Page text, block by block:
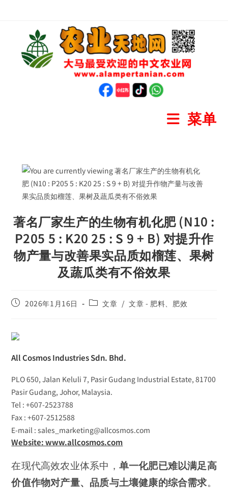
菜单
著名厂家生产的生物有机化肥 (N10 :
P205 5 : K20 25 : S 9 + B) 对提升作
物产量与改善果实品质如榴莲、果树
及蔬瓜类有不俗效果
2026年1月16日 文章 / 文章 - 肥料、肥效
All Cosmos Industries Sdn. Bhd.
PLO 650, Jalan Keluli 7, Pasir Gudang Industrial Estate, 81700
Pasir Gudang, Johor, Malaysia.
Tel : +607-2523788
Fax : +607-2512588
E-mail : sales_marketing@allcosmos.com
Website: www.allcosmos.com
在现代高效农业体系中， 单一化肥已难以满足高
价值作物对产量、品质与土壤健康的综合需求。